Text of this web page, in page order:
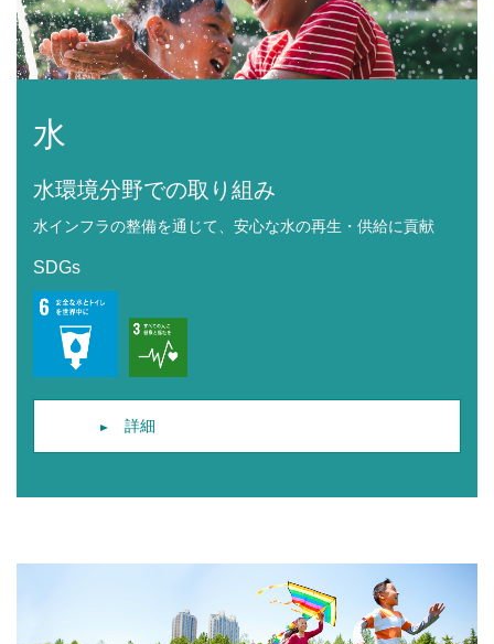
水
水環境分野での取り組み
水インフラの整備を通じて、安心な水の再生・供給に貢献
SDGs
詳細